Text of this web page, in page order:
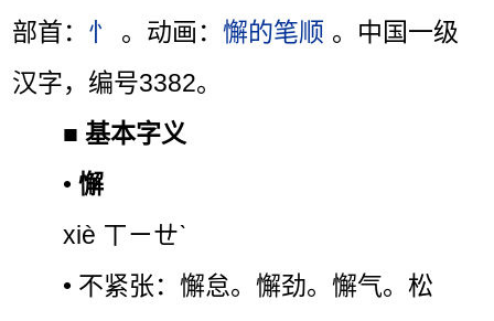
部首： 忄 。动画：懈的笔顺 。中国一级
汉字，编号3382。
■基本字义
•懈
xiè ㄒㄧㄝˋ
• 不紧张：懈怠。懈劲。懈气。松